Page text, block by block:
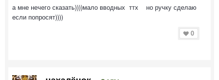
а мне нечего сказать))))мало вводных ттх но ручку сделаю
если попросят))))
0